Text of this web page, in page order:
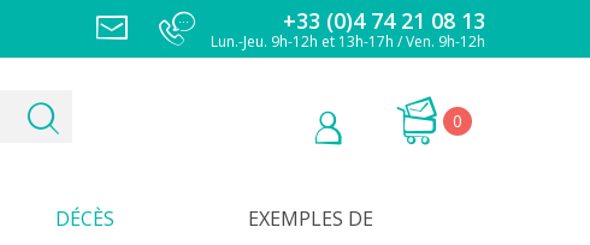
+33 (0)4 74 21 08 13
Lun.-Jeu. 9h-12h et 13h-17h / Ven. 9h-12h
0
DÉCÈS
EXEMPLES DE